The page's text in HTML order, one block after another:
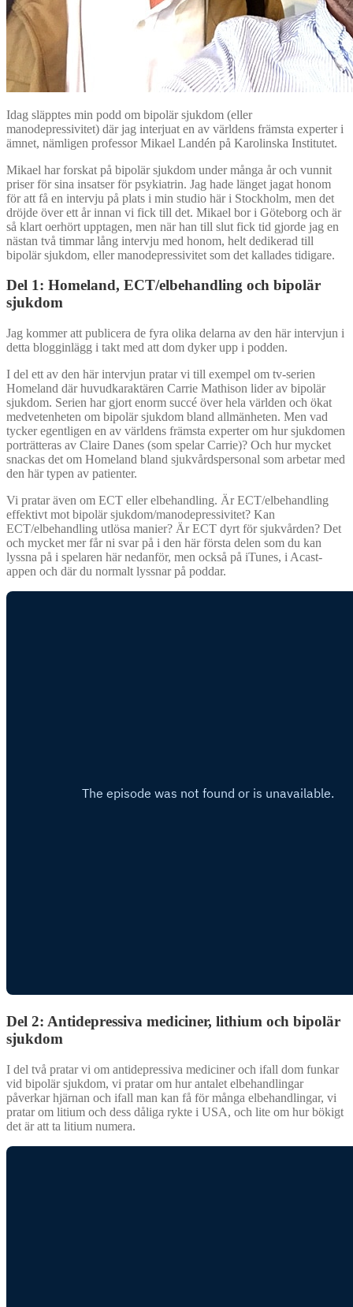
Idag släpptes min podd om bipolär sjukdom (eller
manodepressivitet) där jag interjuat en av världens främsta experter i
ämnet, nämligen professor Mikael Landén på Karolinska Institutet.
Mikael har forskat på bipolär sjukdom under många år och vunnit
priser för sina insatser för psykiatrin. Jag hade länget jagat honom
för att få en intervju på plats i min studio här i Stockholm, men det
dröjde över ett år innan vi fick till det. Mikael bor i Göteborg och är
så klart oerhört upptagen, men när han till slut fick tid gjorde jag en
nästan två timmar lång intervju med honom, helt dedikerad till
bipolär sjukdom, eller manodepressivitet som det kallades tidigare.
Del 1: Homeland, ECT/elbehandling och bipolär
sjukdom
Jag kommer att publicera de fyra olika delarna av den här intervjun i
detta blogginlägg i takt med att dom dyker upp i podden.
I del ett av den här intervjun pratar vi till exempel om tv-serien
Homeland där huvudkaraktären Carrie Mathison lider av bipolär
sjukdom. Serien har gjort enorm succé över hela världen och ökat
medvetenheten om bipolär sjukdom bland allmänheten. Men vad
tycker egentligen en av världens främsta experter om hur sjukdomen
porträtteras av Claire Danes (som spelar Carrie)? Och hur mycket
snackas det om Homeland bland sjukvårdspersonal som arbetar med
den här typen av patienter.
Vi pratar även om ECT eller elbehandling. Är ECT/elbehandling
effektivt mot bipolär sjukdom/manodepressivitet? Kan
ECT/elbehandling utlösa manier? Är ECT dyrt för sjukvården? Det
och mycket mer får ni svar på i den här första delen som du kan
lyssna på i spelaren här nedanför, men också på iTunes, i Acast-
appen och där du normalt lyssnar på poddar.
Del 2: Antidepressiva mediciner, lithium och bipolär
sjukdom
I del två pratar vi om antidepressiva mediciner och ifall dom funkar
vid bipolär sjukdom, vi pratar om hur antalet elbehandlingar
påverkar hjärnan och ifall man kan få för många elbehandlingar, vi
pratar om litium och dess dåliga rykte i USA, och lite om hur bökigt
det är att ta litium numera.